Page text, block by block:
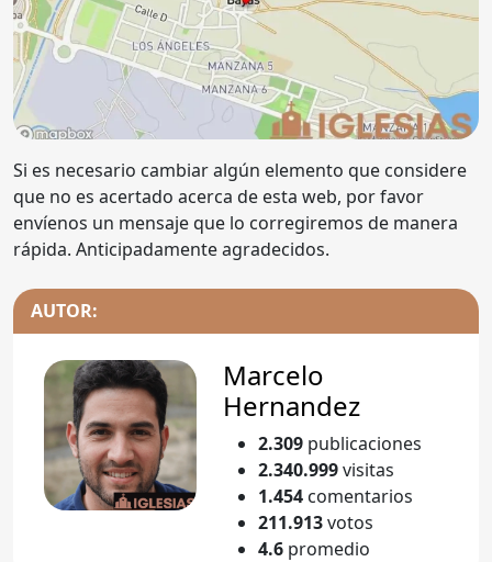
Si es necesario cambiar algún elemento que considere
que no es acertado acerca de esta web, por favor
envíenos un mensaje que lo corregiremos de manera
rápida. Anticipadamente agradecidos.
AUTOR:
Marcelo
Hernandez
2.309 publicaciones
2.340.999visitas
1.454 comentarios
211.913votos
4.6 promedio